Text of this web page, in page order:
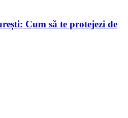
Cum să te protejezi de